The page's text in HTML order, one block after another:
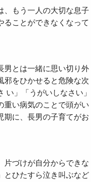
、もう一人の大切な息子
ることができなくなって
男とは一緒に思い切り外
邪をひかせると危険な次
い」「うがいしなさい」
重い病気のことで頭がい
期に、長男の子育てがお
片づけが自分からできな
とひたすら泣き叫ぶなど